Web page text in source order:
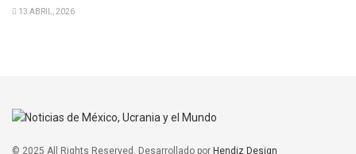
13 ABRIL, 2026
© 2025 All Rights Reserved. Desarrollado por Hendiz Design